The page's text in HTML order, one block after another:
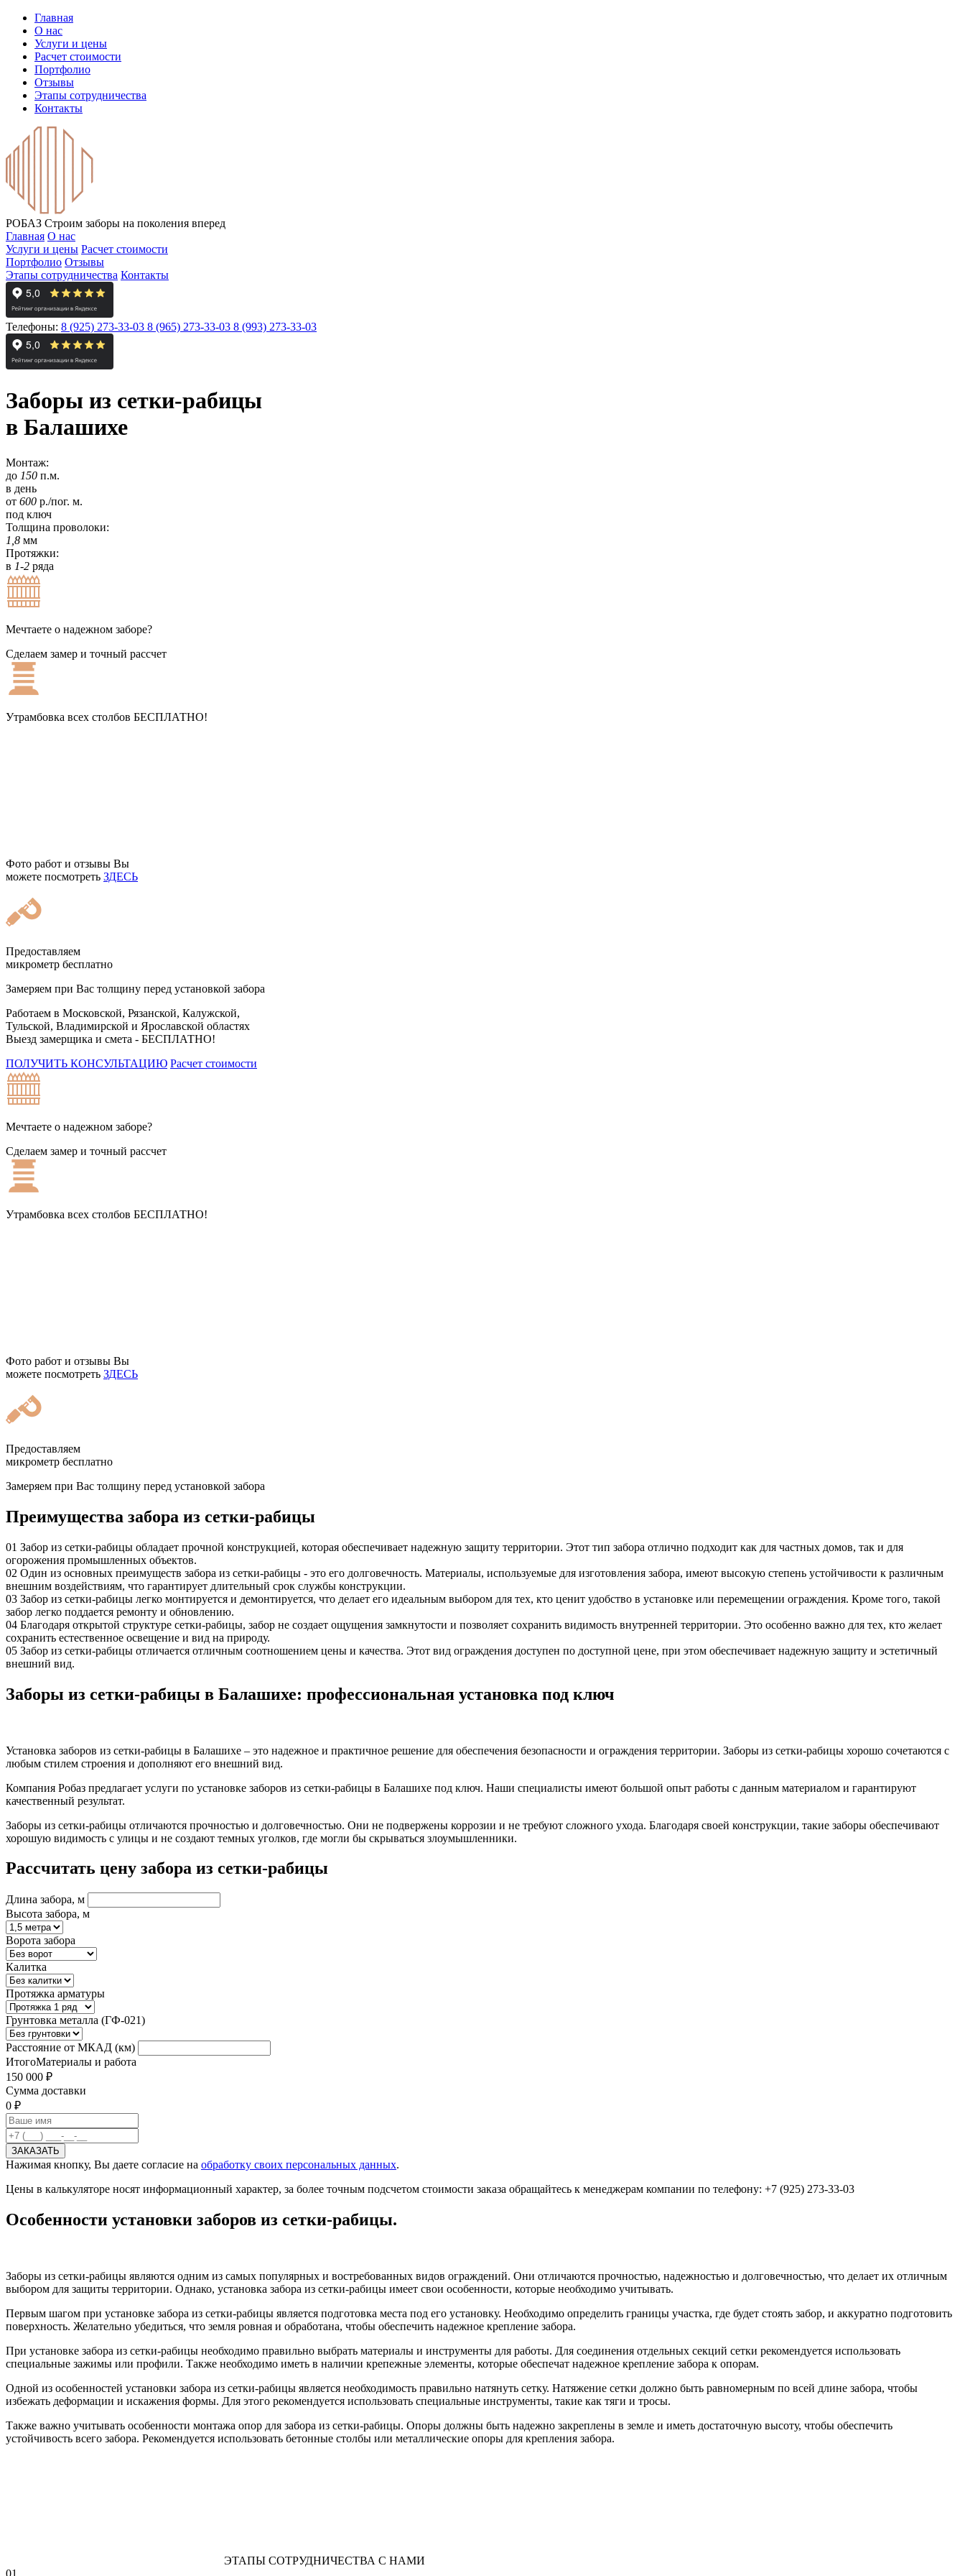
_
Главная
О нас
Услуги и цены
Расчет стоимости
Портфолио
Отзывы
Этапы сотрудничества
Контакты
РОБАЗ Строим заборы на поколения вперед
Главная О нас
Услуги и цены Расчет стоимости
Портфолио Отзывы
Этапы сотрудничества Контакты
Телефоны: 8 (925) 273-33-03 8 (965) 273-33-03 8 (993) 273-33-03
Заборы из сетки-рабицы
в Балашихе
Монтаж:
до 150 п.м.
в день
от 600 р./пог. м.
под ключ
Толщина проволоки:
1,8 мм
Протяжки:
в 1-2 ряда
Мечтаете о надежном заборе?
Сделаем замер и точный рассчет
Утрамбовка всех столбов БЕСПЛАТНО!
Фото работ и отзывы Вы
можете посмотреть ЗДЕСЬ
Предоставляем
микрометр бесплатно
Замеряем при Вас толщину перед установкой забора
Работаем в Московской, Рязанской, Калужской,
Тульской, Владимирской и Ярославской областях
Выезд замерщика и смета - БЕСПЛАТНО!
ПОЛУЧИТЬ КОНСУЛЬТАЦИЮ Расчет стоимости
Мечтаете о надежном заборе?
Сделаем замер и точный рассчет
Утрамбовка всех столбов БЕСПЛАТНО!
Фото работ и отзывы Вы
можете посмотреть ЗДЕСЬ
Предоставляем
микрометр бесплатно
Замеряем при Вас толщину перед установкой забора
Преимущества забора из сетки-рабицы
01 Забор из сетки-рабицы обладает прочной конструкцией, которая обеспечивает надежную защиту территории. Этот тип забора отлично подходит как для частных домов, так и для
огорожения промышленных объектов.
02 Один из основных преимуществ забора из сетки-рабицы - это его долговечность. Материалы, используемые для изготовления забора, имеют высокую степень устойчивости к различным
внешним воздействиям, что гарантирует длительный срок службы конструкции.
03 Забор из сетки-рабицы легко монтируется и демонтируется, что делает его идеальным выбором для тех, кто ценит удобство в установке или перемещении ограждения. Кроме того, такой
забор легко поддается ремонту и обновлению.
04 Благодаря открытой структуре сетки-рабицы, забор не создает ощущения замкнутости и позволяет сохранить видимость внутренней территории. Это особенно важно для тех, кто желает
сохранить естественное освещение и вид на природу.
05 Забор из сетки-рабицы отличается отличным соотношением цены и качества. Этот вид ограждения доступен по доступной цене, при этом обеспечивает надежную защиту и эстетичный
внешний вид.
Заборы из сетки-рабицы в Балашихе: профессиональная установка под ключ
Установка заборов из сетки-рабицы в Балашихе – это надежное и практичное решение для обеспечения безопасности и ограждения территории. Заборы из сетки-рабицы хорошо сочетаются с
любым стилем строения и дополняют его внешний вид.
Компания Робаз предлагает услуги по установке заборов из сетки-рабицы в Балашихе под ключ. Наши специалисты имеют большой опыт работы с данным материалом и гарантируют
качественный результат.
Заборы из сетки-рабицы отличаются прочностью и долговечностью. Они не подвержены коррозии и не требуют сложного ухода. Благодаря своей конструкции, такие заборы обеспечивают
хорошую видимость с улицы и не создают темных уголков, где могли бы скрываться злоумышленники.
Рассчитать цену забора из сетки-рабицы
Длина забора, м
Высота забора, м
Ворота забора
Калитка
Протяжка арматуры
Грунтовка металла (ГФ-021)
Расстояние от МКАД (км)
ИтогоМатериалы и работа
150 000 ₽
Сумма доставки
0 ₽
Нажимая кнопку, Вы даете согласие на обработку своих персональных данных.
Цены в калькуляторе носят информационный характер, за более точным подсчетом стоимости заказа обращайтесь к менеджерам компании по телефону: +7 (925) 273-33-03
Особенности установки заборов из сетки-рабицы.
Заборы из сетки-рабицы являются одним из самых популярных и востребованных видов ограждений. Они отличаются прочностью, надежностью и долговечностью, что делает их отличным
выбором для защиты территории. Однако, установка забора из сетки-рабицы имеет свои особенности, которые необходимо учитывать.
Первым шагом при установке забора из сетки-рабицы является подготовка места под его установку. Необходимо определить границы участка, где будет стоять забор, и аккуратно подготовить
поверхность. Желательно убедиться, что земля ровная и обработана, чтобы обеспечить надежное крепление забора.
При установке забора из сетки-рабицы необходимо правильно выбрать материалы и инструменты для работы. Для соединения отдельных секций сетки рекомендуется использовать
специальные зажимы или профили. Также необходимо иметь в наличии крепежные элементы, которые обеспечат надежное крепление забора к опорам.
Одной из особенностей установки забора из сетки-рабицы является необходимость правильно натянуть сетку. Натяжение сетки должно быть равномерным по всей длине забора, чтобы
избежать деформации и искажения формы. Для этого рекомендуется использовать специальные инструменты, такие как тяги и тросы.
Также важно учитывать особенности монтажа опор для забора из сетки-рабицы. Опоры должны быть надежно закреплены в земле и иметь достаточную высоту, чтобы обеспечить
устойчивость всего забора. Рекомендуется использовать бетонные столбы или металлические опоры для крепления забора.
ЭТАПЫ СОТРУДНИЧЕСТВА С НАМИ